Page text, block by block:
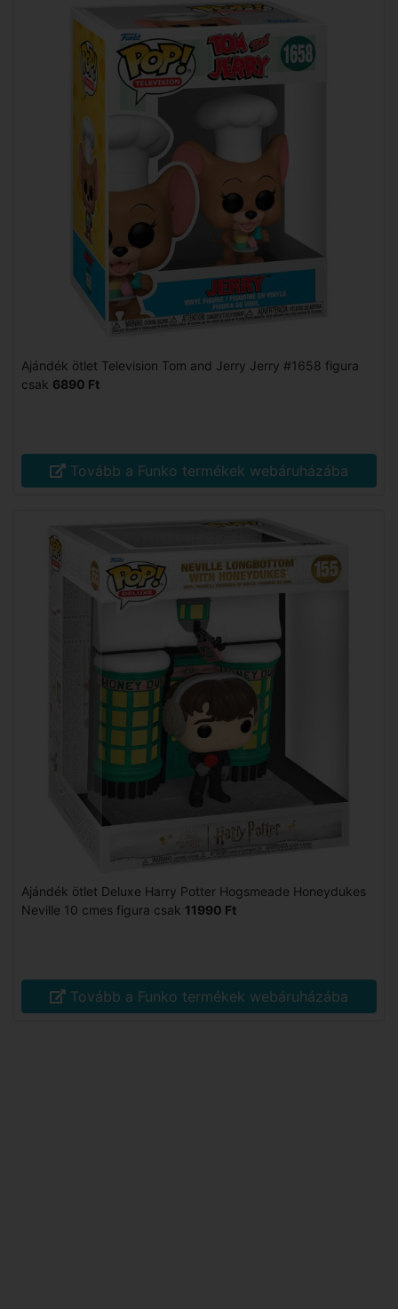
Ajándék ötlet Television Tom and Jerry Jerry #1658 figura
csak 6890 Ft
Tovább a Funko termékek webáruházába
Ajándék ötlet Deluxe Harry Potter Hogsmeade Honeydukes
Neville 10 cmes figura csak 11990 Ft
Tovább a Funko termékek webáruházába